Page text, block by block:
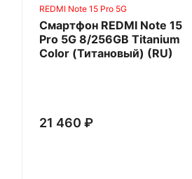
REDMI Note 15 Pro 5G
Смартфон REDMI Note 15
Pro 5G 8/256GB Titanium
Color (Титановый) (RU)
21 460 ₽